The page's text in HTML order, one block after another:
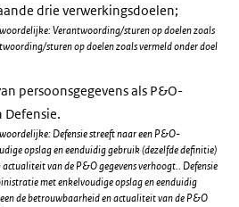
drie verwerkingsdoelen;
Verantwoording/sturen op doelen zoals
sturen op doelen zoals vermeld onder doel
persoonsgegevens als P&O-
Defensie.
Defensie streeft naar een P&O-
opslag en eenduidig gebruik (dezelfde definitie)
van de P&O gegevens verhoogt.. Defensie
met enkelvoudige opslag en eenduidig
de betrouwbaarheid en actualiteit van de P&O